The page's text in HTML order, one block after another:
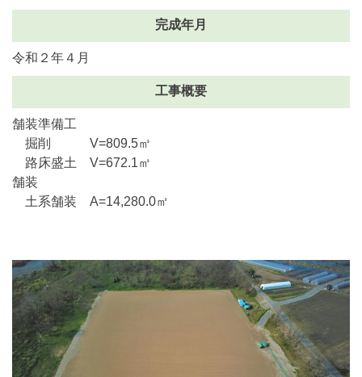
完成年月
令和２年４月
工事概要
舗装準備工
掘削 V=809.5㎥
路床盛土 V=672.1㎥
舗装
土系舗装 A=14,280.0㎡